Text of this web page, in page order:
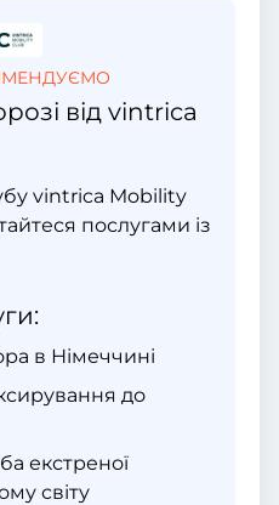
від vintrica
vintrica Mobility
послугами із
в Німеччині
до
екстреної
світу